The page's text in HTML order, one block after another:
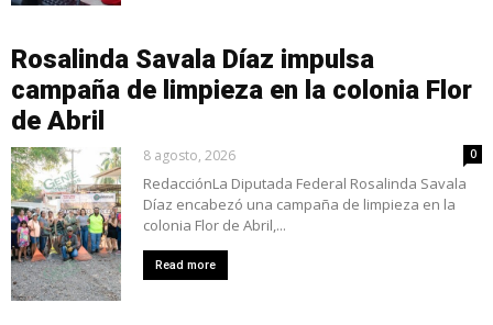
Rosalinda Savala Díaz impulsa
campaña de limpieza en la colonia Flor
de Abril
8 agosto, 2026 0
RedacciónLa Diputada Federal Rosalinda Savala
Díaz encabezó una campaña de limpieza en la
colonia Flor de Abril,...
Read more